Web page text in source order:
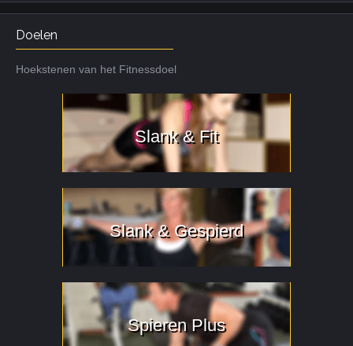
Doelen
Hoekstenen van het Fitnessdoel
Slank & Fit
Slank & Gespierd
Spieren Plus